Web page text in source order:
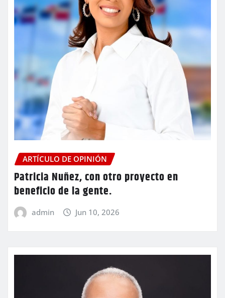
ARTÍCULO DE OPINIÓN
Patricia Nuñez, con otro proyecto en
beneficio de la gente.
admin Jun 10, 2026